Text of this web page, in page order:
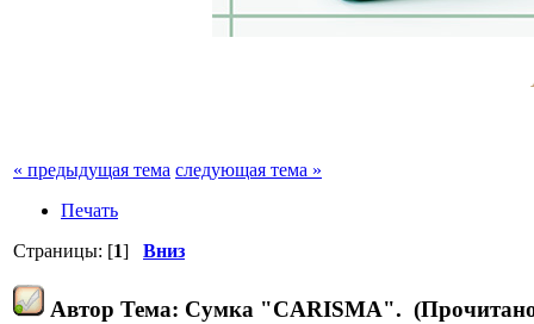
« предыдущая тема следующая тема »
Печать
Страницы: [1] Вниз
Автор Тема: Сумка "CARISMA". (Прочитано